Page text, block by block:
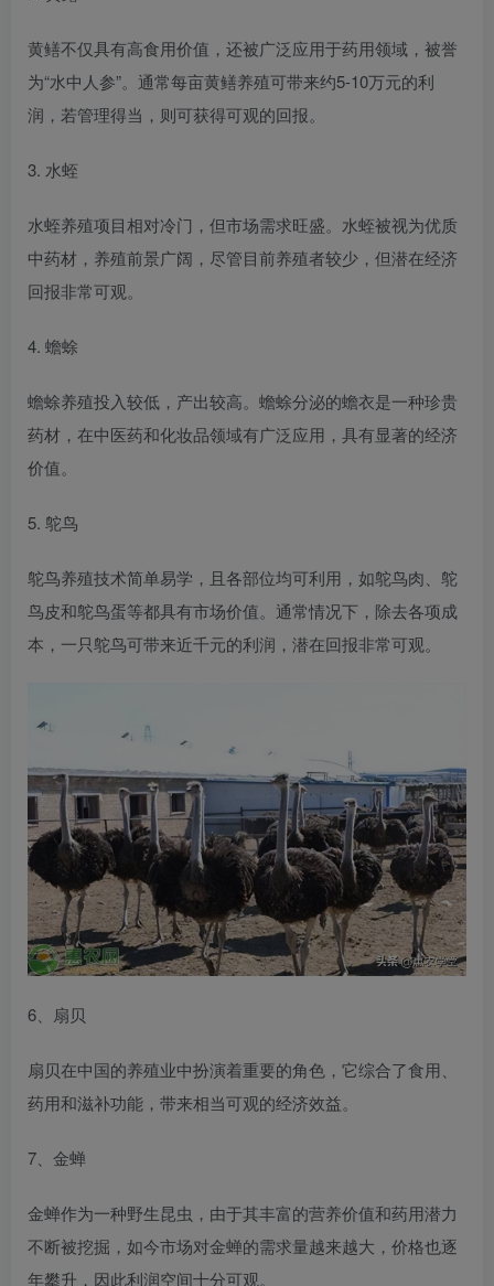
黄鳝不仅具有高食用价值，还被广泛应用于药用领域，被誉
为“水中人参”。通常每亩黄鳝养殖可带来约5-10万元的利
润，若管理得当，则可获得可观的回报。
3. 水蛭
水蛭养殖项目相对冷门，但市场需求旺盛。水蛭被视为优质
中药材，养殖前景广阔，尽管目前养殖者较少，但潜在经济
回报非常可观。
4. 蟾蜍
蟾蜍养殖投入较低，产出较高。蟾蜍分泌的蟾衣是一种珍贵
药材，在中医药和化妆品领域有广泛应用，具有显著的经济
价值。
5. 鸵鸟
鸵鸟养殖技术简单易学，且各部位均可利用，如鸵鸟肉、鸵
鸟皮和鸵鸟蛋等都具有市场价值。通常情况下，除去各项成
本，一只鸵鸟可带来近千元的利润，潜在回报非常可观。
6、扇贝
扇贝在中国的养殖业中扮演着重要的角色，它综合了食用、
药用和滋补功能，带来相当可观的经济效益。
7、金蝉
金蝉作为一种野生昆虫，由于其丰富的营养价值和药用潜力
不断被挖掘，如今市场对金蝉的需求量越来越大，价格也逐
年攀升，因此利润空间十分可观。